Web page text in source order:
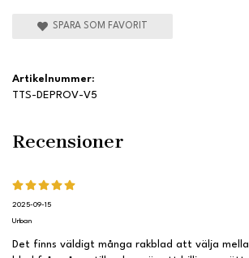
SPARA SOM FAVORIT
Artikelnummer:
TTS-DEPROV-V5
Recensioner
2025-09-15
Urban
Det finns väldigt många rakblad att välja